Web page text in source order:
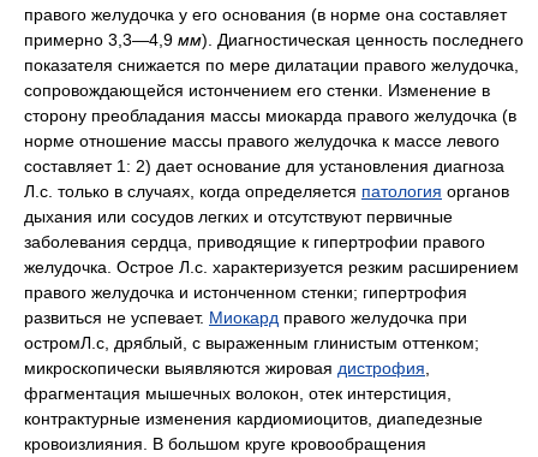
правого желудочка у его основания (в норме она составляет
примерно 3,3—4,9 мм). Диагностическая ценность последнего
показателя снижается по мере дилатации правого желудочка,
сопровождающейся истончением его стенки. Изменение в
сторону преобладания массы миокарда правого желудочка (в
норме отношение массы правого желудочка к массе левого
составляет 1: 2) дает основание для установления диагноза
Л.с. только в случаях, когда определяется патология органов
дыхания или сосудов легких и отсутствуют первичные
заболевания сердца, приводящие к гипертрофии правого
желудочка. Острое Л.с. характеризуется резким расширением
правого желудочка и истонченном стенки; гипертрофия
развиться не успевает. Миокард правого желудочка при
остромЛ.с, дряблый, с выраженным глинистым оттенком;
микроскопически выявляются жировая дистрофия
фрагментация мышечных волокон, отек интерстиция,
контрактурные изменения кардиомиоцитов, диапедезные
кровоизлияния. В большом круге кровообращения